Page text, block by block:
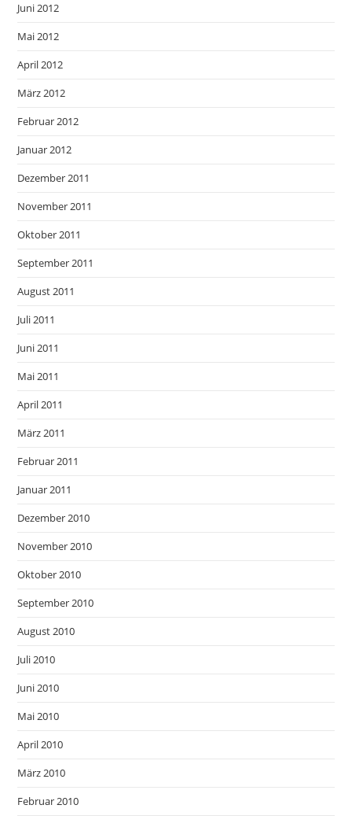
Juni 2012
Mai 2012
April 2012
März 2012
Februar 2012
Januar 2012
Dezember 2011
November 2011
Oktober 2011
September 2011
August 2011
Juli 2011
Juni 2011
Mai 2011
April 2011
März 2011
Februar 2011
Januar 2011
Dezember 2010
November 2010
Oktober 2010
September 2010
August 2010
Juli 2010
Juni 2010
Mai 2010
April 2010
März 2010
Februar 2010